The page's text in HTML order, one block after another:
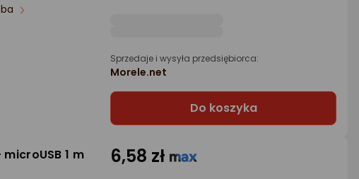
Sprzedaje i wysyła przedsiębiorca:
Morele.net
Do koszyka
1 m 6,58 zł